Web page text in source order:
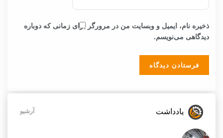
ذخیره نام، ایمیل و وبسایت من در مرورگر برای زمانی که دوباره
دیدگاهی می‌نویسم.
یادداشت آرشیو